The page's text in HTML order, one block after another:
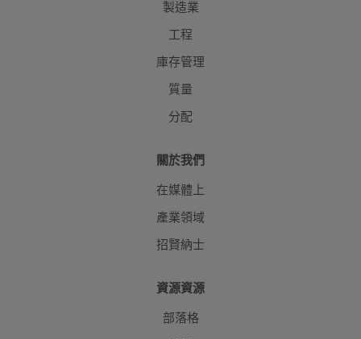
製造業
工程
庫存管理
質量
分配
關於我們
在媒體上
產業領域
招賢納士
資源資源
部落格